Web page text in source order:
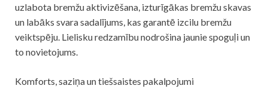
uzlabota bremžu aktivizēšana, izturīgākas bremžu skavas
un labāks svara sadalījums, kas garantē izcilu bremžu
veiktspēju. Lielisku redzamību nodrošina jaunie spoguļi un
to novietojums.
Komforts, saziņa un tiešsaistes pakalpojumi